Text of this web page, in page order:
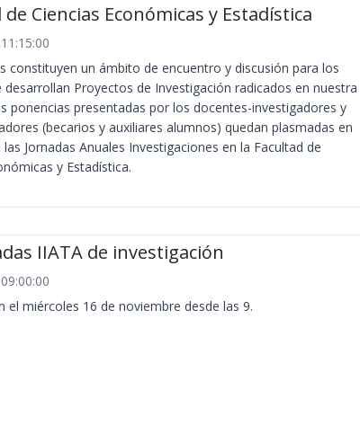
de Ciencias Económicas y Estadística
constituyen un ámbito de encuentro y discusión para los
desarrollan Proyectos de Investigación radicados en nuestra
ponencias presentadas por los docentes-investigadores y
(becarios y auxiliares alumnos) quedan plasmadas en
Jornadas Anuales Investigaciones en la Facultad de
y Estadística.
IIATA de investigación
el miércoles 16 de noviembre desde las 9.